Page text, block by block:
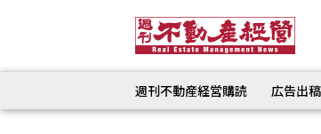
週刊不動産経営購読 広告出稿